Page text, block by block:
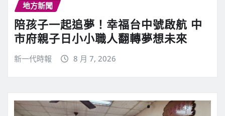
地方新聞
陪孩子一起追夢！幸福台中號啟航 中
市府親子日小小職人翻轉夢想未來
新一代時報 8 月 7, 2026